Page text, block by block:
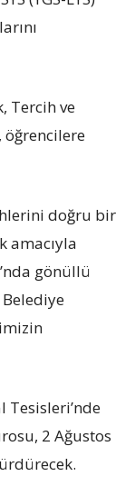
Tercih ve
öğrencilere
doğru bir
amacıyla
gönüllü
Tesisleri’nde
2 Ağustos